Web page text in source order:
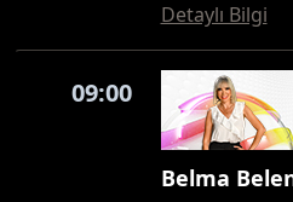
Detaylı Bilgi
09:00
Belma